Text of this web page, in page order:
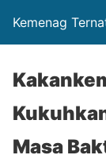
Kemenag
Masa